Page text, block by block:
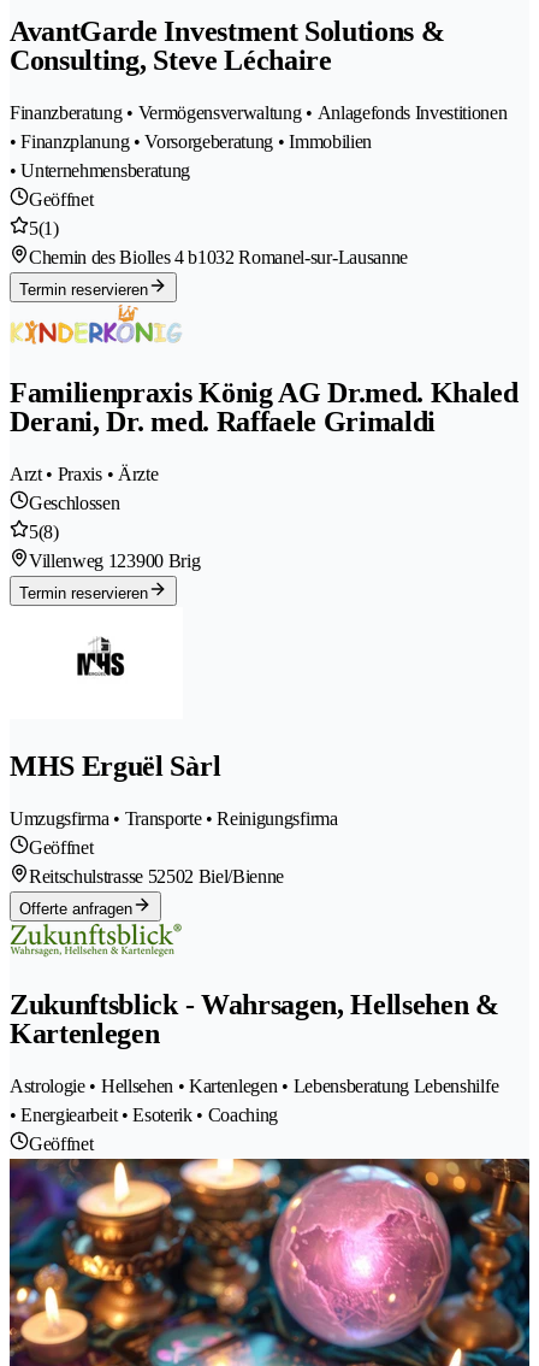
AvantGarde Investment Solutions &
Consulting, Steve Léchaire
Finanzberatung • Vermögensverwaltung • Anlagefonds Investitionen
• Finanzplanung • Vorsorgeberatung • Immobilien
• Unternehmensberatung
Geöffnet
5(1)
Chemin des Biolles 4 b1032 Romanel-sur-Lausanne
Termin reservieren
Familienpraxis König AG Dr.med. Khaled
Derani, Dr. med. Raffaele Grimaldi
Arzt • Praxis • Ärzte
Geschlossen
5(8)
Villenweg 123900 Brig
Termin reservieren
MHS Erguël Sàrl
Umzugsfirma • Transporte • Reinigungsfirma
Geöffnet
Reitschulstrasse 52502 Biel/Bienne
Offerte anfragen
Zukunftsblick - Wahrsagen, Hellsehen &
Kartenlegen
Astrologie • Hellsehen • Kartenlegen • Lebensberatung Lebenshilfe
• Energiearbeit • Esoterik • Coaching
Geöffnet